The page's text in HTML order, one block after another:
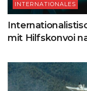
INTERNATIONALES
mit Hilfskonvoi